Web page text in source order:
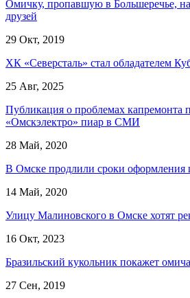
Омичку, пропавшую в Большеречье,
друзей
29 Окт, 2019
ХК «Северсталь» стал обладателем
25 Авг, 2025
Публикация о проблемах капремонта
«Омскэлектро» пиар в СМИ
28 Май, 2020
В Омске продлили сроки оформления
14 Май, 2020
Улицу Малиновского в Омске хотят
16 Окт, 2023
Бразильский кукольник покажет
27 Сен, 2019